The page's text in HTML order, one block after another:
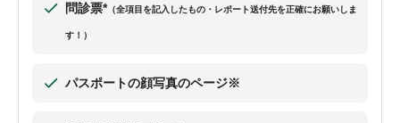
問診票*（全項目を記入したもの・レポート送付先を正確にお願いしま
す！）
パスポートの顔写真のページ※